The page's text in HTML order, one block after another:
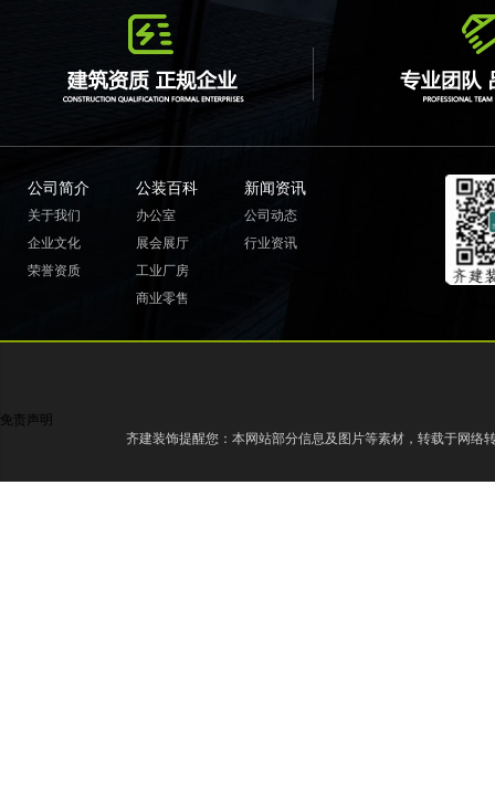
公司简介
关于我们
企业文化
荣誉资质
公装百科
办公室
展会展厅
工业厂房
商业零售
新闻资讯
公司动态
行业资讯
免责声明
齐建装饰提醒您：本网站部分信息及图片等素材，转载于网络